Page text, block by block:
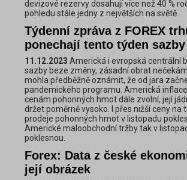
devizové rezervy dosahují více než 40 %
pohledu stále jedny z největších na světě.
Týdenní zpráva z FOREX
ponechají tento týden
11.12.2023 Americká i evropská centrální
sazby beze změny, zásadní obrat
mohla předběžně oznámit, že od jara
pandemického programu. Americká
cenám pohonných hmot dále zvolní, její
držet poměrně vysoko. I přes nižší ceny
prodeje pohonných hmot v listopadu
Americké maloobchodní tržby tak v
poklesnou.
Forex: Data z české
její obrázek